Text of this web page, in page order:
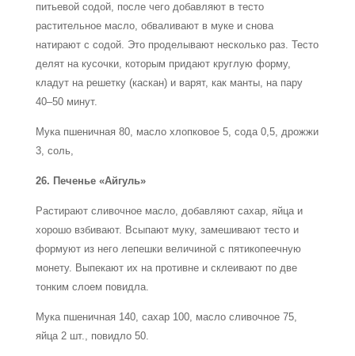
питьевой содой, после чего добавляют в тесто
растительное масло, обваливают в муке и снова
натирают с содой. Это проделывают несколько раз. Тесто
делят на кусочки, которым придают круглую форму,
кладут на решетку (каскан) и варят, как манты, на пару
40–50 минут.
Мука пшеничная 80, масло хлопковое 5, сода 0,5, дрожжи
3, соль,
26. Печенье «Айгуль»
Растирают сливочное масло, добавляют сахар, яйца и
хорошо взбивают. Всыпают муку, замешивают тесто и
формуют из него лепешки величиной с пятикопеечную
монету. Выпекают их на противне и склеивают по две
тонким слоем повидла.
Мука пшеничная 140, сахар 100, масло сливочное 75,
яйца 2 шт., повидло 50.